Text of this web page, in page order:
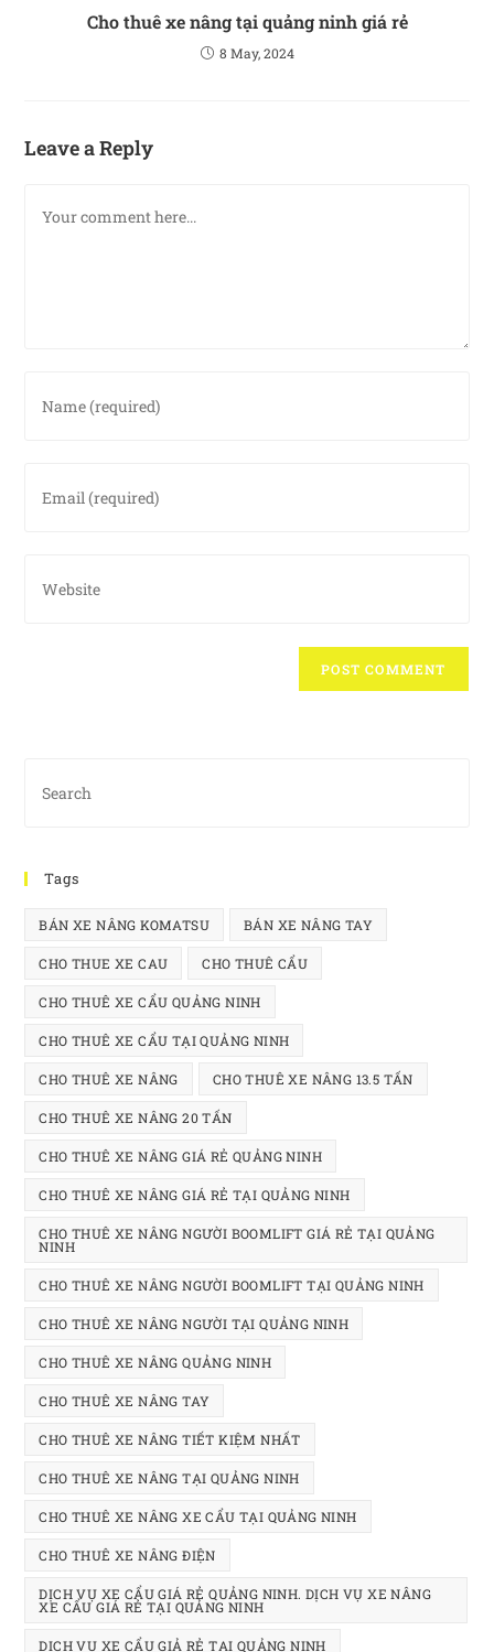
Cho thuê xe nâng tại quảng ninh giá rẻ
8 May, 2024
Leave a Reply
Tags
BÁN XE NÂNG KOMATSU BÁN XE NÂNG TAY
CHO THUE XE CAU CHO THUÊ CẨU
CHO THUÊ XE CẨU QUẢNG NINH
CHO THUÊ XE CẨU TẠI QUẢNG NINH
CHO THUÊ XE NÂNG CHO THUÊ XE NÂNG 13.5 TẤN
CHO THUÊ XE NÂNG 20 TẤN
CHO THUÊ XE NÂNG GIÁ RẺ QUẢNG NINH
CHO THUÊ XE NÂNG GIÁ RẺ TẠI QUẢNG NINH
CHO THUÊ XE NÂNG NGƯỜI BOOMLIFT GIÁ RẺ TẠI QUẢNG
NINH
CHO THUÊ XE NÂNG NGƯỜI BOOMLIFT TẠI QUẢNG NINH
CHO THUÊ XE NÂNG NGƯỜI TẠI QUẢNG NINH
CHO THUÊ XE NÂNG QUẢNG NINH
CHO THUÊ XE NÂNG TAY
CHO THUÊ XE NÂNG TIẾT KIỆM NHẤT
CHO THUÊ XE NÂNG TẠI QUẢNG NINH
CHO THUÊ XE NÂNG XE CẨU TẠI QUẢNG NINH
CHO THUÊ XE NÂNG ĐIỆN
DỊCH VỤ XE CẨU GIÁ RẺ QUẢNG NINH. DỊCH VỤ XE NÂNG
XE CẨU GIÁ RẺ TẠI QUẢNG NINH
DỊCH VỤ XE CẨU GIẢ RẺ TẠI QUẢNG NINH